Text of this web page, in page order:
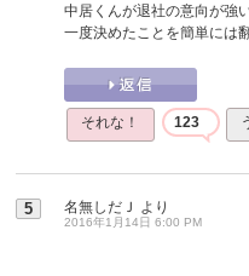
中居くんが退社の意向が強
一度決めたことを簡単には
それな！ 123
5 名無しだＪ より
2016年1月14日 6:00 PM